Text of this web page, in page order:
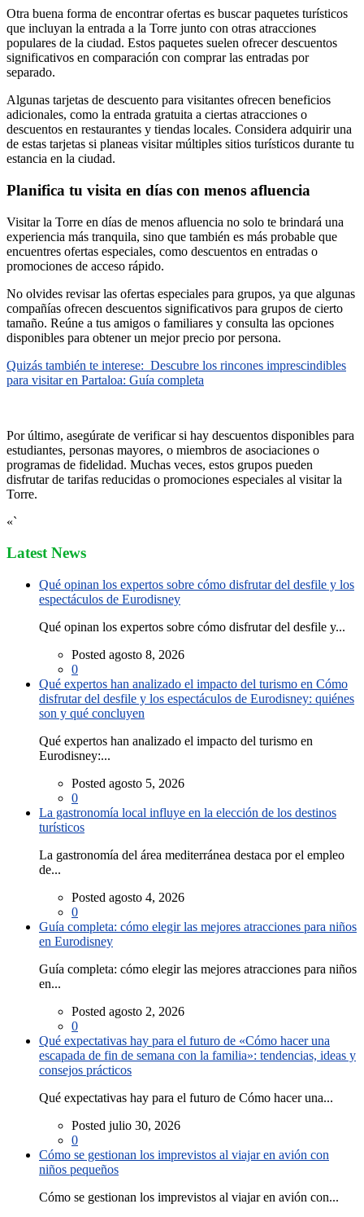
Otra buena forma de encontrar ofertas es buscar paquetes turísticos
que incluyan la entrada a la Torre junto con otras atracciones
populares de la ciudad. Estos paquetes suelen ofrecer descuentos
significativos en comparación con comprar las entradas por
separado.
Algunas tarjetas de descuento para visitantes ofrecen beneficios
adicionales, como la entrada gratuita a ciertas atracciones o
descuentos en restaurantes y tiendas locales. Considera adquirir una
de estas tarjetas si planeas visitar múltiples sitios turísticos durante tu
estancia en la ciudad.
Planifica tu visita en días con menos afluencia
Visitar la Torre en días de menos afluencia no solo te brindará una
experiencia más tranquila, sino que también es más probable que
encuentres ofertas especiales, como descuentos en entradas o
promociones de acceso rápido.
No olvides revisar las ofertas especiales para grupos, ya que algunas
compañías ofrecen descuentos significativos para grupos de cierto
tamaño. Reúne a tus amigos o familiares y consulta las opciones
disponibles para obtener un mejor precio por persona.
Quizás también te interese: Descubre los rincones imprescindibles
para visitar en Partaloa: Guía completa
Por último, asegúrate de verificar si hay descuentos disponibles para
estudiantes, personas mayores, o miembros de asociaciones o
programas de fidelidad. Muchas veces, estos grupos pueden
disfrutar de tarifas reducidas o promociones especiales al visitar la
Torre.
«`
Latest News
Qué opinan los expertos sobre cómo disfrutar del desfile y los
espectáculos de Eurodisney
Qué opinan los expertos sobre cómo disfrutar del desfile y...
Posted agosto 8, 2026
0
Qué expertos han analizado el impacto del turismo en Cómo
disfrutar del desfile y los espectáculos de Eurodisney: quiénes
son y qué concluyen
Qué expertos han analizado el impacto del turismo en
Eurodisney:...
Posted agosto 5, 2026
0
La gastronomía local influye en la elección de los destinos
turísticos
La gastronomía del área mediterránea destaca por el empleo
de...
Posted agosto 4, 2026
0
Guía completa: cómo elegir las mejores atracciones para niños
en Eurodisney
Guía completa: cómo elegir las mejores atracciones para niños
en...
Posted agosto 2, 2026
0
Qué expectativas hay para el futuro de «Cómo hacer una
escapada de fin de semana con la familia»: tendencias, ideas y
consejos prácticos
Qué expectativas hay para el futuro de Cómo hacer una...
Posted julio 30, 2026
0
Cómo se gestionan los imprevistos al viajar en avión con
niños pequeños
Cómo se gestionan los imprevistos al viajar en avión con...